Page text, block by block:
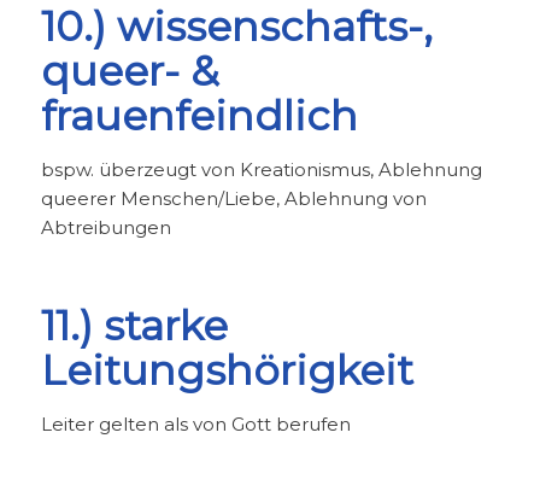
10.) wissenschafts-,
queer- &
frauenfeindlich
bspw. überzeugt von Kreationismus, Ablehnung
queerer Menschen/Liebe, Ablehnung von
Abtreibungen
11.) starke
Leitungshörigkeit
Leiter gelten als von Gott berufen